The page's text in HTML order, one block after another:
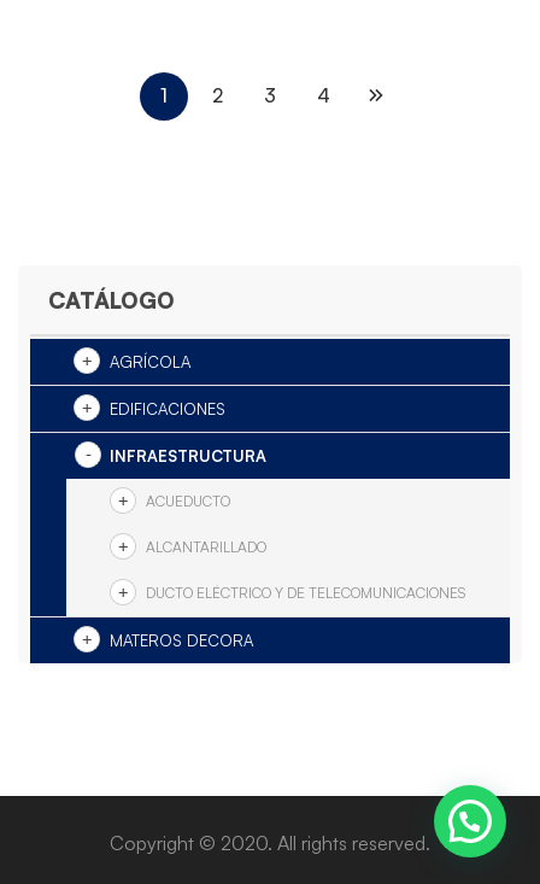
CATÁLOGO
AGRÍCOLA
EDIFICACIONES
INFRAESTRUCTURA
ACUEDUCTO
ALCANTARILLADO
DUCTO ELÉCTRICO Y DE TELECOMUNICACIONES
MATEROS DECORA
1 2 3 4
Copyright © 2020. All rights reserved.